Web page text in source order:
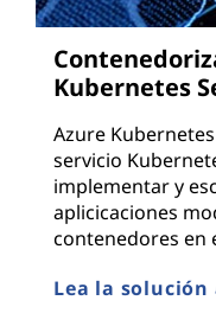
Kubernetes
Azure
servicio
implementar y
aplicicaciones
contenedores en
Lea la solución